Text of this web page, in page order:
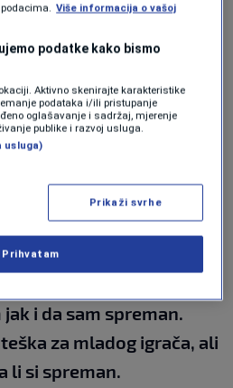
za
Sport, Košpo je
u Fiorentinu vjerovao u
ga izazovi italijanskog
i da sam spreman.
za mladog igrača, ali
li si spreman.
Više informacija o vašoj
podatke kako bismo
Aktivno skenirajte karakteristike
podataka i/ili pristupanje
oglašavanje i sadržaj, mjerenje
publike i razvoj usluga.
usluga)
Prikaži svrhe
Prihvatam